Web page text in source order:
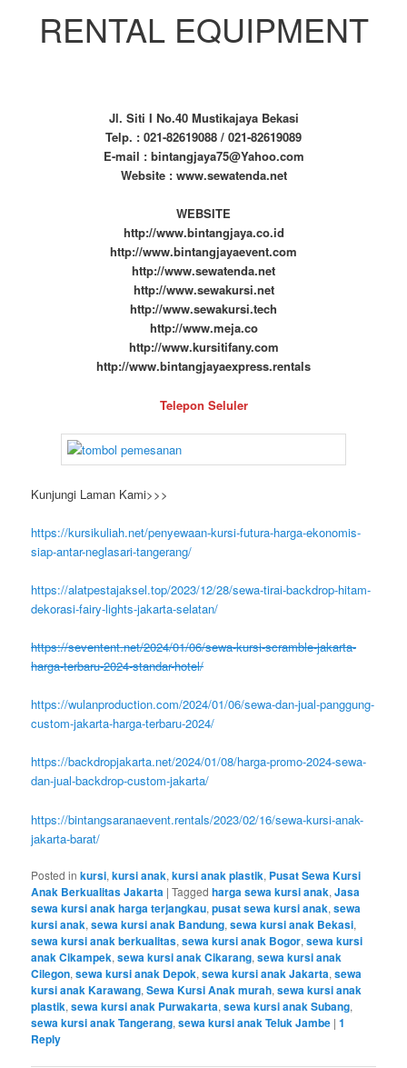
RENTAL EQUIPMENT
Jl. Siti I No.40 Mustikajaya Bekasi
Telp. : 021-82619088 / 021-82619089
E-mail : bintangjaya75@Yahoo.com
Website : www.sewatenda.net
WEBSITE
http://www.bintangjaya.co.id
http://www.bintangjayaevent.com
http://www.sewatenda.net
http://www.sewakursi.net
http://www.sewakursi.tech
http://www.meja.co
http://www.kursitifany.com
http://www.bintangjayaexpress.rentals
Telepon Seluler
Kunjungi Laman Kami>>>
https://kursikuliah.net/penyewaan-kursi-futura-harga-ekonomis-
siap-antar-neglasari-tangerang/
https://alatpestajaksel.top/2023/12/28/sewa-tirai-backdrop-hitam-
dekorasi-fairy-lights-jakarta-selatan/
https://seventent.net/2024/01/06/sewa-kursi-scramble-jakarta-
harga-terbaru-2024-standar-hotel/
https://wulanproduction.com/2024/01/06/sewa-dan-jual-panggung-
custom-jakarta-harga-terbaru-2024/
https://backdropjakarta.net/2024/01/08/harga-promo-2024-sewa-
dan-jual-backdrop-custom-jakarta/
https://bintangsaranaevent.rentals/2023/02/16/sewa-kursi-anak-
jakarta-barat/
Posted in kursi,kursi anak,kursi anak plastik, Pusat Sewa Kursi
Anak Berkualitas Jakarta |Tagged harga sewa kursi anak,Jasa
sewa kursi anak harga terjangkau,pusat sewa kursi anak,sewa
kursi anak,sewa kursi anak Bandung,sewa kursi anak Bekasi,
sewa kursi anak berkualitas,sewa kursi anak Bogor,sewa kursi
anak Cikampek,sewa kursi anak Cikarang,sewa kursi anak
Cilegon,sewa kursi anak Depok,sewa kursi anak Jakarta,sewa
kursi anak Karawang,Sewa Kursi Anak murah,sewa kursi anak
plastik,sewa kursi anak Purwakarta,sewa kursi anak Subang,
sewa kursi anak Tangerang,sewa kursi anak Teluk Jambe |1
Reply